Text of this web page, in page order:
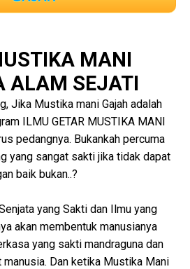
MANI
ALAM SEJATI
Jika Mustika mani Gajah adalah
ILMU GETAR MUSTIKA MANI
pedangnya. Bukankah percuma
yang sangat sakti jika tidak dapat
baik bukan..?
yang Sakti dan Ilmu yang
akan membentuk manusianya
yang sakti mandraguna dan
manusia. Dan ketika Mustika Mani